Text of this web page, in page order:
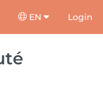
EN Login